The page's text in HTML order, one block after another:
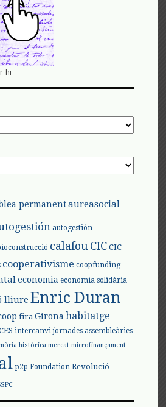
hi
permanent aureasocial
autogestión
calafouCIC CIC
cooperativisme coopfunding
economia economia solidària
lliure Enric Duran
fira Girona habitatge
intercanvi jornades assembleàries
històrica mercat microfinançament
p2p Foundation Revolució